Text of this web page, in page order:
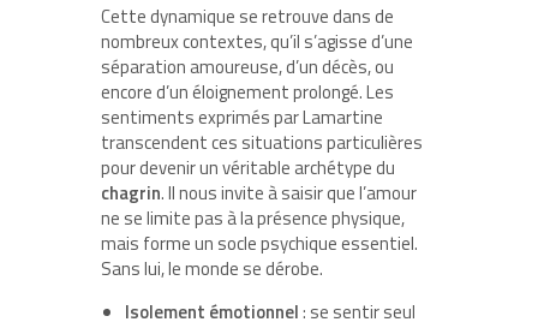
Cette dynamique se retrouve dans de
nombreux contextes, qu’il s’agisse d’une
séparation amoureuse, d’un décès, ou
encore d’un éloignement prolongé. Les
sentiments exprimés par Lamartine
transcendent ces situations particulières
pour devenir un véritable archétype du
chagrin. Il nous invite à saisir que l’amour
ne se limite pas à la présence physique,
mais forme un socle psychique essentiel.
Sans lui, le monde se dérobe.
Isolement émotionnel: se sentir seul